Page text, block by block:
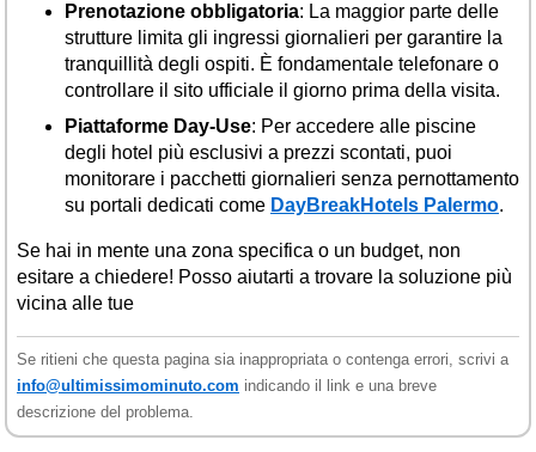
Prenotazione obbligatoria: La maggior parte delle
strutture limita gli ingressi giornalieri per garantire la
tranquillità degli ospiti. È fondamentale telefonare o
controllare il sito ufficiale il giorno prima della visita.
Piattaforme Day-Use: Per accedere alle piscine
degli hotel più esclusivi a prezzi scontati, puoi
monitorare i pacchetti giornalieri senza pernottamento
su portali dedicati come DayBreakHotels Palermo.
Se hai in mente una zona specifica o un budget, non
esitare a chiedere! Posso aiutarti a trovare la soluzione più
vicina alle tue
Se ritieni che questa pagina sia inappropriata o contenga errori, scrivi a
info@ultimissimominuto.com indicando il link e una breve
descrizione del problema.